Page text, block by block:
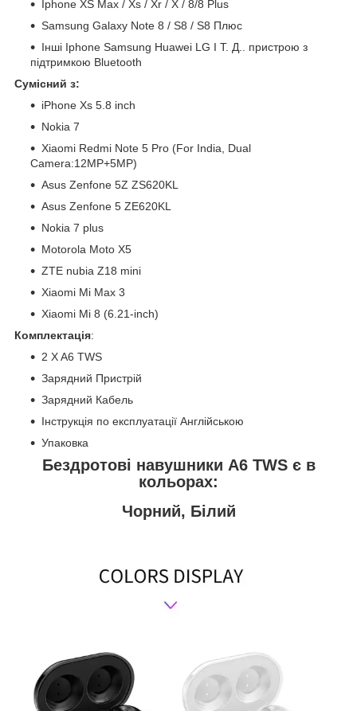
Iphone XS Max / Xs / Xr / X / 8/8 Plus
Samsung Galaxy Note 8 / S8 / S8 Плюс
Інші Iphone Samsung Huawei LG І Т. Д.. пристрою з
підтримкою Bluetooth
Сумісний з:
iPhone Xs 5.8 inch
Nokia 7
Xiaomi Redmi Note 5 Pro (For India, Dual
Camera:12MP+5MP)
Asus Zenfone 5Z ZS620KL
Asus Zenfone 5 ZE620KL
Nokia 7 plus
Motorola Moto X5
ZTE nubia Z18 mini
Xiaomi Mi Max 3
Xiaomi Mi 8 (6.21-inch)
Комплектація:
2 X A6 TWS
Зарядний Пристрій
Зарядний Кабель
Інструкція по експлуатації Англійською
Упаковка
Бездротові навушники A6 TWS є в
кольорах:
Чорний, Білий